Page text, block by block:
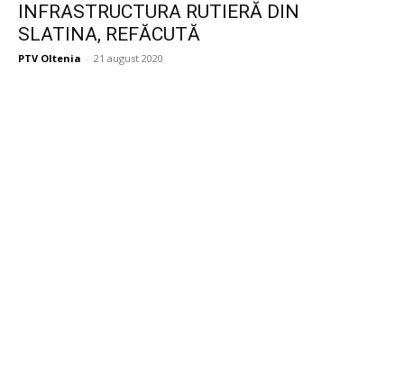
INFRASTRUCTURA RUTIERĂ DIN
SLATINA, REFĂCUTĂ
PTV Oltenia - 21 august 2020